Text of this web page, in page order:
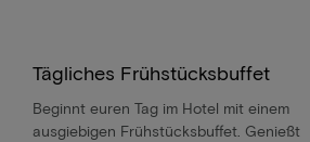
Tägliches Frühstücksbuffet
Beginnt euren Tag im Hotel mit einem
ausgiebigen Frühstücksbuffet. Genießt